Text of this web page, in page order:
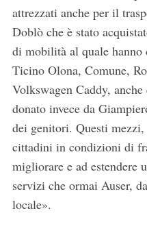
attrezzati anche per il
Doblò che è stato
di mobilità al quale hanno
Ticino Olona, Comune,
Volkswagen Caddy,
donato invece da
dei genitori. Questi
cittadini in condizioni di
migliorare e ad estendere
servizi che ormai Auser,
locale».